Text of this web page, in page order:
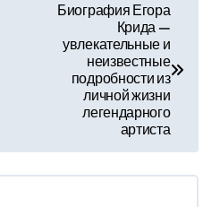
Биография Егора
Крида —
увлекательные и
неизвестные
подробности из
личной жизни
легендарного
артиста